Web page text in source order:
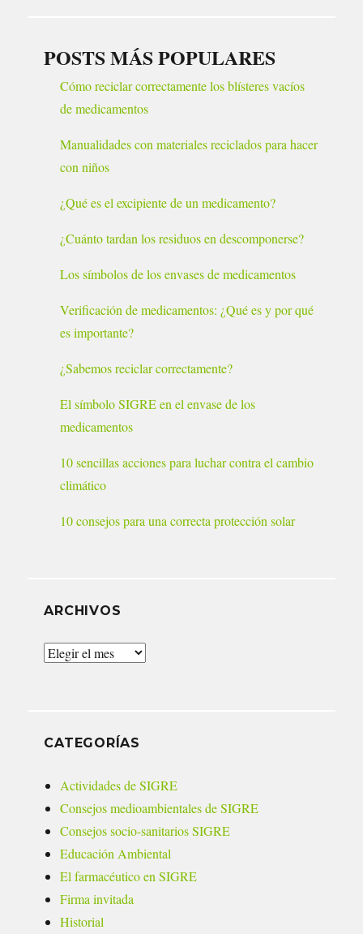
POSTS MÁS POPULARES
Cómo reciclar correctamente los blísteres vacíos
de medicamentos
Manualidades con materiales reciclados para hacer
con niños
¿Qué es el excipiente de un medicamento?
¿Cuánto tardan los residuos en descomponerse?
Los símbolos de los envases de medicamentos
Verificación de medicamentos: ¿Qué es y por qué
es importante?
¿Sabemos reciclar correctamente?
El símbolo SIGRE en el envase de los
medicamentos
10 sencillas acciones para luchar contra el cambio
climático
10 consejos para una correcta protección solar
ARCHIVOS
Archivos
CATEGORÍAS
Actividades de SIGRE
Consejos medioambientales de SIGRE
Consejos socio-sanitarios SIGRE
Educación Ambiental
El farmacéutico en SIGRE
Firma invitada
Historial